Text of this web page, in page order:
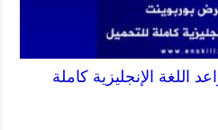
الإنجليزية كاملة